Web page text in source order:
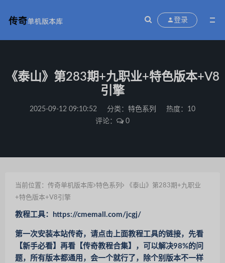
登录
《泰山》第283期+九职业+特色版本+V8
引擎
2025-09-12 09:10:52 分类： 特色系列
热度：10
评论：
0
当前位置： 传奇单机版本库 特色系列
《泰山》第283期+九职业
+特色版本+V8引擎
教程工具：https://cmemall.com/jcgj/
第一次安装本站传奇，请点击上面教程工具的链接，先看
【新手必看】再看【传奇教程合集】，可以解决98%的问
题，所有版本都通用，会一个就行了，除个别版本不一样